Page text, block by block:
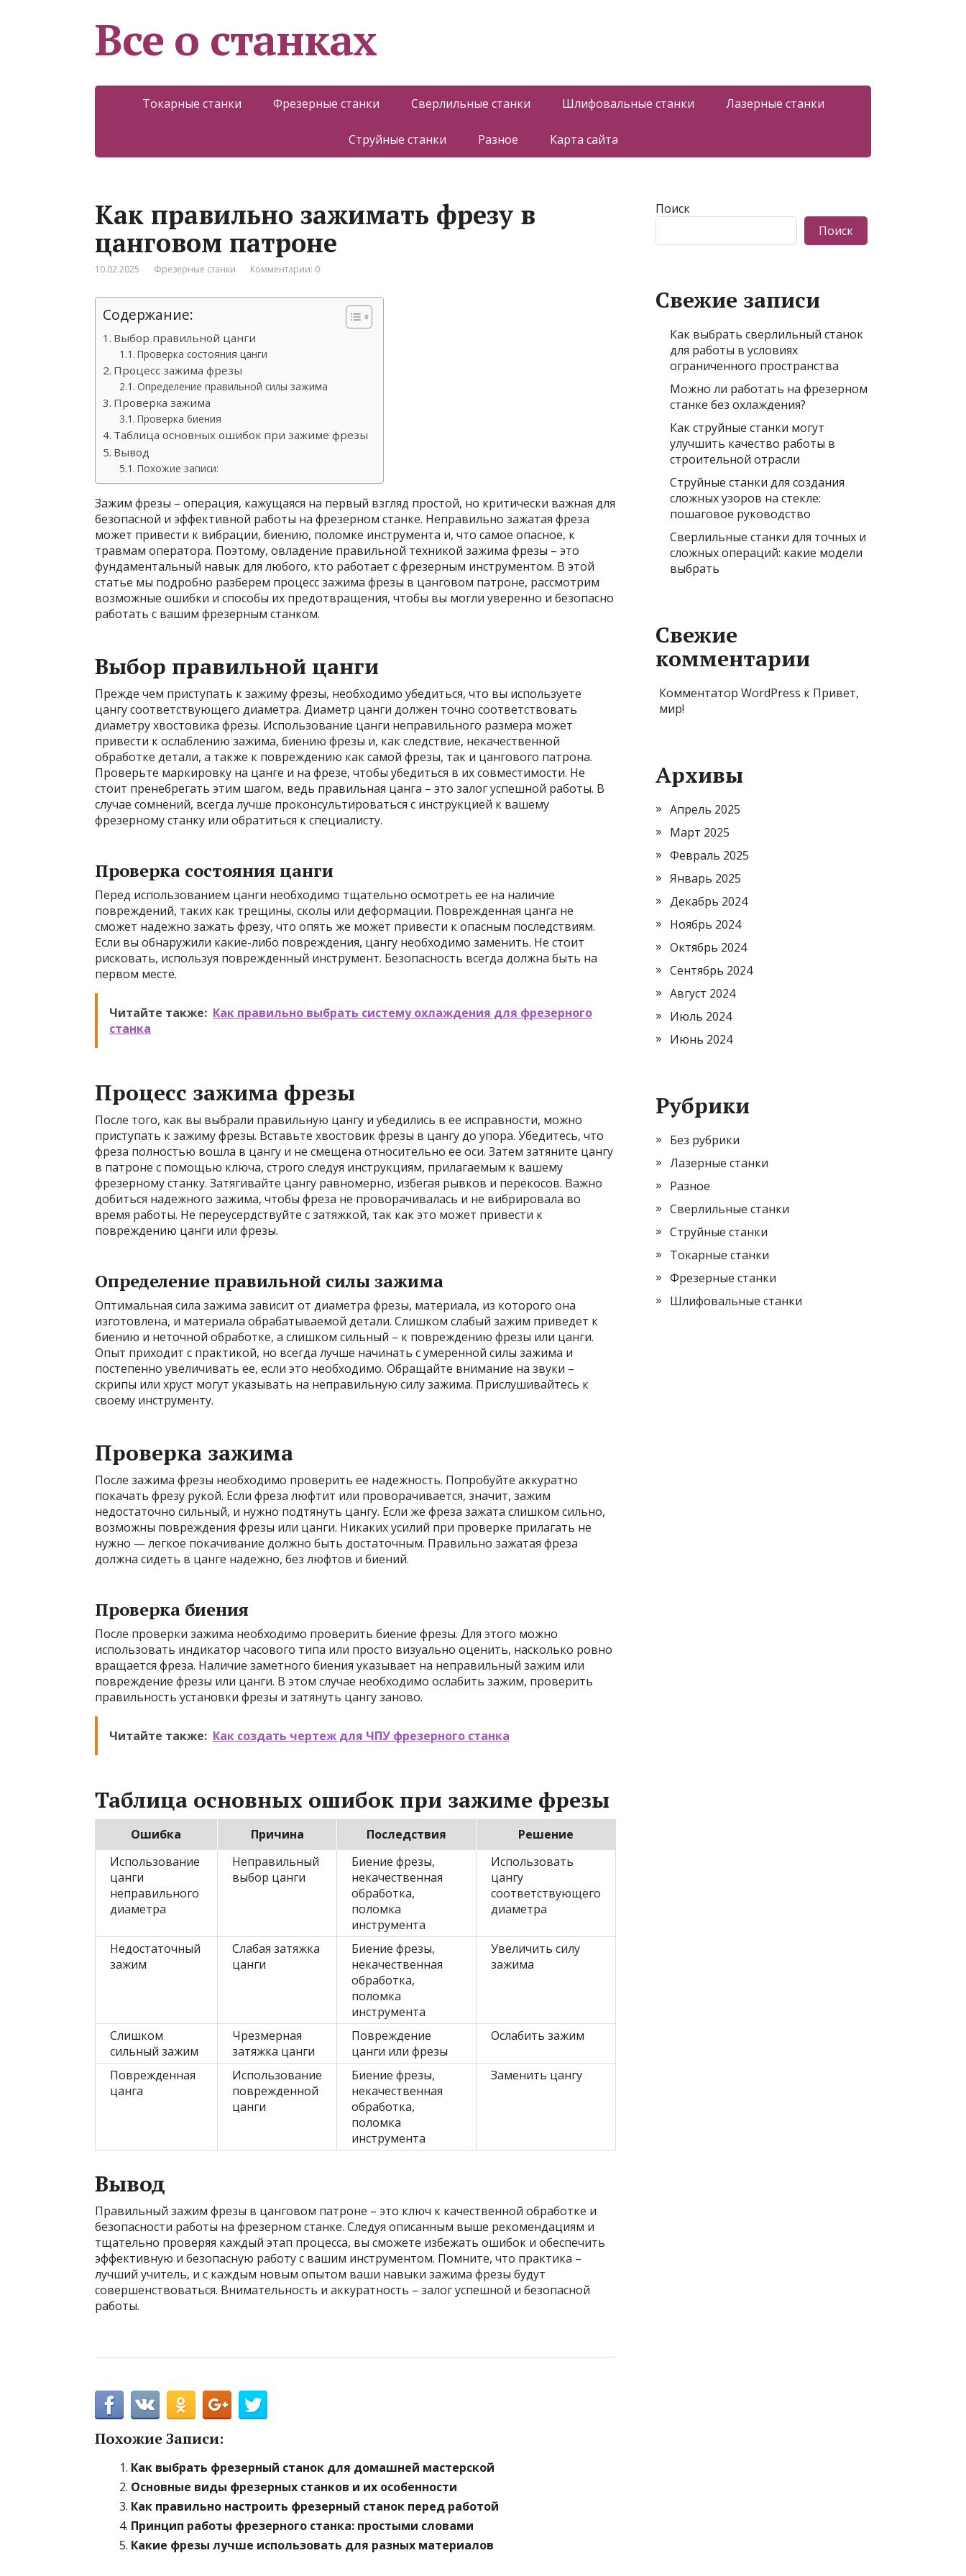
Все о станках
Токарные станки Фрезерные станки Сверлильные станки Шлифовальные станки Лазерные станки
Струйные станки Разное Карта сайта
Как правильно зажимать фрезу в
цанговом патроне
10.02.2025 Фрезерные станки Комментарии: 0
Содержание:
Выбор правильной цанги
Проверка состояния цанги
Процесс зажима фрезы
Определение правильной силы зажима
Проверка зажима
Проверка биения
Таблица основных ошибок при зажиме фрезы
Вывод
Похожие записи:
Зажим фрезы – операция, кажущаяся на первый взгляд простой, но критически важная для
безопасной и эффективной работы на фрезерном станке. Неправильно зажатая фреза
может привести к вибрации, биению, поломке инструмента и, что самое опасное, к
травмам оператора. Поэтому, овладение правильной техникой зажима фрезы – это
фундаментальный навык для любого, кто работает с фрезерным инструментом. В этой
статье мы подробно разберем процесс зажима фрезы в цанговом патроне, рассмотрим
возможные ошибки и способы их предотвращения, чтобы вы могли уверенно и безопасно
работать с вашим фрезерным станком.
Выбор правильной цанги
Прежде чем приступать к зажиму фрезы, необходимо убедиться, что вы используете
цангу соответствующего диаметра. Диаметр цанги должен точно соответствовать
диаметру хвостовика фрезы. Использование цанги неправильного размера может
привести к ослаблению зажима, биению фрезы и, как следствие, некачественной
обработке детали, а также к повреждению как самой фрезы, так и цангового патрона.
Проверьте маркировку на цанге и на фрезе, чтобы убедиться в их совместимости. Не
стоит пренебрегать этим шагом, ведь правильная цанга – это залог успешной работы. В
случае сомнений, всегда лучше проконсультироваться с инструкцией к вашему
фрезерному станку или обратиться к специалисту.
Проверка состояния цанги
Перед использованием цанги необходимо тщательно осмотреть ее на наличие
повреждений, таких как трещины, сколы или деформации. Поврежденная цанга не
сможет надежно зажать фрезу, что опять же может привести к опасным последствиям.
Если вы обнаружили какие-либо повреждения, цангу необходимо заменить. Не стоит
рисковать, используя поврежденный инструмент. Безопасность всегда должна быть на
первом месте.
Читайте также: Как правильно выбрать систему охлаждения для фрезерного
станка
Процесс зажима фрезы
После того, как вы выбрали правильную цангу и убедились в ее исправности, можно
приступать к зажиму фрезы. Вставьте хвостовик фрезы в цангу до упора. Убедитесь, что
фреза полностью вошла в цангу и не смещена относительно ее оси. Затем затяните цангу
в патроне с помощью ключа, строго следуя инструкциям, прилагаемым к вашему
фрезерному станку. Затягивайте цангу равномерно, избегая рывков и перекосов. Важно
добиться надежного зажима, чтобы фреза не проворачивалась и не вибрировала во
время работы. Не переусердствуйте с затяжкой, так как это может привести к
повреждению цанги или фрезы.
Определение правильной силы зажима
Оптимальная сила зажима зависит от диаметра фрезы, материала, из которого она
изготовлена, и материала обрабатываемой детали. Слишком слабый зажим приведет к
биению и неточной обработке, а слишком сильный – к повреждению фрезы или цанги.
Опыт приходит с практикой, но всегда лучше начинать с умеренной силы зажима и
постепенно увеличивать ее, если это необходимо. Обращайте внимание на звуки –
скрипы или хруст могут указывать на неправильную силу зажима. Прислушивайтесь к
своему инструменту.
Проверка зажима
После зажима фрезы необходимо проверить ее надежность. Попробуйте аккуратно
покачать фрезу рукой. Если фреза люфтит или проворачивается, значит, зажим
недостаточно сильный, и нужно подтянуть цангу. Если же фреза зажата слишком сильно,
возможны повреждения фрезы или цанги. Никаких усилий при проверке прилагать не
нужно — легкое покачивание должно быть достаточным. Правильно зажатая фреза
должна сидеть в цанге надежно, без люфтов и биений.
Проверка биения
После проверки зажима необходимо проверить биение фрезы. Для этого можно
использовать индикатор часового типа или просто визуально оценить, насколько ровно
вращается фреза. Наличие заметного биения указывает на неправильный зажим или
повреждение фрезы или цанги. В этом случае необходимо ослабить зажим, проверить
правильность установки фрезы и затянуть цангу заново.
Читайте также: Как создать чертеж для ЧПУ фрезерного станка
Таблица основных ошибок при зажиме фрезы
Ошибка Причина Последствия
Решение
Использование
цанги
неправильного
диаметра
Неправильный
выбор цанги
Биение фрезы,
некачественная
обработка,
поломка
инструмента
Использовать
цангу
соответствующего
диаметра
Недостаточный
зажим
Слабая затяжка
цанги
Биение фрезы,
некачественная
обработка,
поломка
инструмента
Увеличить силу
зажима
Слишком
сильный зажим
Чрезмерная
затяжка цанги
Повреждение
цанги или фрезы
Ослабить зажим
Поврежденная
цанга
Использование
поврежденной
цанги
Биение фрезы,
некачественная
обработка,
поломка
инструмента
Заменить цангу
Вывод
Правильный зажим фрезы в цанговом патроне – это ключ к качественной обработке и
безопасности работы на фрезерном станке. Следуя описанным выше рекомендациям и
тщательно проверяя каждый этап процесса, вы сможете избежать ошибок и обеспечить
эффективную и безопасную работу с вашим инструментом. Помните, что практика –
лучший учитель, и с каждым новым опытом ваши навыки зажима фрезы будут
совершенствоваться. Внимательность и аккуратность – залог успешной и безопасной
работы.
Похожие Записи:
Как выбрать фрезерный станок для домашней мастерской
Основные виды фрезерных станков и их особенности
Как правильно настроить фрезерный станок перед работой
Принцип работы фрезерного станка: простыми словами
Какие фрезы лучше использовать для разных материалов
Поиск
Поиск
Свежие записи
Как выбрать сверлильный станок
для работы в условиях
ограниченного пространства
Можно ли работать на фрезерном
станке без охлаждения?
Как струйные станки могут
улучшить качество работы в
строительной отрасли
Струйные станки для создания
сложных узоров на стекле:
пошаговое руководство
Сверлильные станки для точных и
сложных операций: какие модели
выбрать
Свежие
комментарии
Комментатор WordPress к Привет,
мир!
Архивы
Апрель 2025
Март 2025
Февраль 2025
Январь 2025
Декабрь 2024
Ноябрь 2024
Октябрь 2024
Сентябрь 2024
Август 2024
Июль 2024
Июнь 2024
Рубрики
Без рубрики
Лазерные станки
Разное
Сверлильные станки
Струйные станки
Токарные станки
Фрезерные станки
Шлифовальные станки